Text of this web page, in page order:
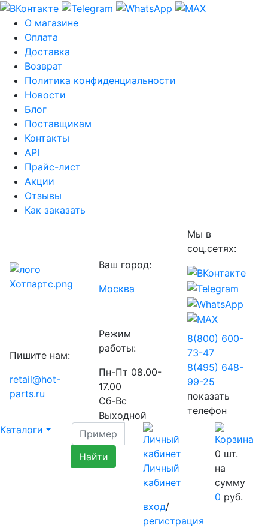
О магазине
Оплата
Доставка
Возврат
Политика конфиденциальности
Новости
Блог
Поставщикам
Контакты
API
Прайс-лист
Акции
Отзывы
Как заказать
Ваш город:
Москва
Мы в
соц.сетях:
Пишите нам:
retail@hot-
parts.ru
Режим
работы:
Пн-Пт 08.00-
17.00
Сб-Вс
Выходной
8(800) 600-
73-47
8(495) 648-
99-25
показать
телефон
Каталоги
Личный
кабинет
вход/
регистрация
0 шт.
на
сумму
0 руб.